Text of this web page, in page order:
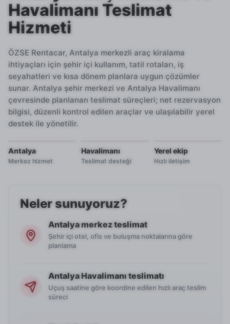
Havalimanı Teslimat
Hizmeti
ÖZSE Rentacar, Antalya merkezli araç kiralama
ihtiyaçları için şehir içi kullanım, tatil rotaları, iş
seyahatleri ve kısa dönem planlara uygun çözümler
sunar. Antalya şehir merkezi ve Antalya Havalimanı
çevresinde planlanan teslimat süreçleri; net rezervasyon
bilgisi, düzenli kontrol edilen araçlar ve ulaşılabilir yerel
destek ile yönetilir.
Antalya
Merkez hizmet
Havalimanı
Teslimat desteği
Yerel ekip
Hızlı iletişim
Neler sunuyoruz?
Antalya merkez teslimat
Şehir içi otel, ofis ve buluşma noktalarına göre
planlama
Antalya Havalimanı teslimatı
Uçuş saatine göre koordine edilen hızlı araç teslim
süreci